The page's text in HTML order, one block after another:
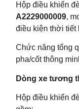
Hộp điều khiển
A2229000009,
điều kiện thời tiết
Chức năng tổng
pha/cốt thông
Dòng xe tương
Hộp điều khiển